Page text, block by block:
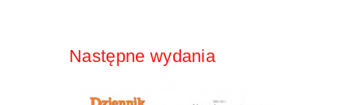
Następne wydania